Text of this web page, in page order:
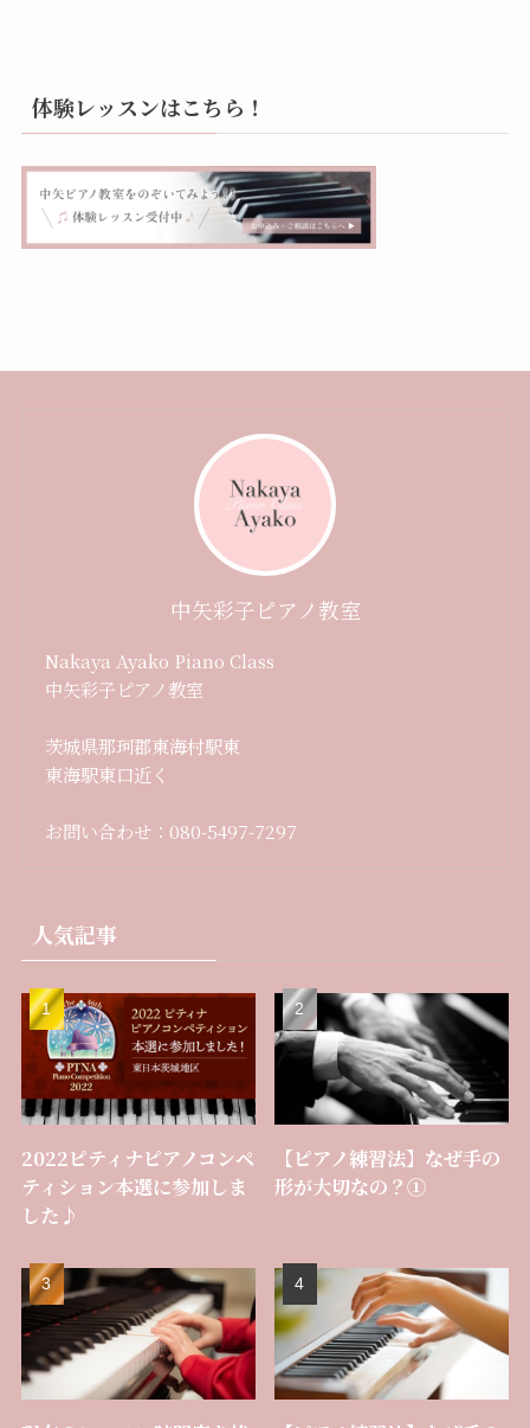
体験レッスンはこちら！
中矢彩子ピアノ教室
Nakaya Ayako Piano Class
中矢彩子ピアノ教室
茨城県那珂郡東海村駅東
東海駅東口近く
お問い合わせ：080-5497-7297
人気記事
2022ピティナピアノコンペ
ティション本選に参加しま
した♪
【ピアノ練習法】なぜ手の
形が大切なの？①